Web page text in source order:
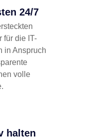
24/7
für die IT-
in Anspruch
volle
halten